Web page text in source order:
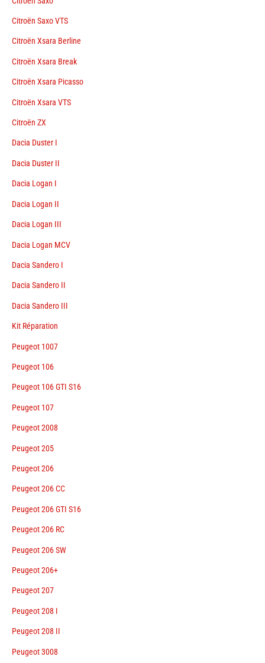
Citroën Saxo VTS
Citroën Xsara Berline
Citroën Xsara Break
Citroën Xsara Picasso
Citroën Xsara VTS
Citroën ZX
Dacia Duster I
Dacia Duster II
Dacia Logan I
Dacia Logan II
Dacia Logan III
Dacia Logan MCV
Dacia Sandero I
Dacia Sandero II
Dacia Sandero III
Kit Réparation
Peugeot 1007
Peugeot 106
Peugeot 106 GTI S16
Peugeot 107
Peugeot 2008
Peugeot 205
Peugeot 206
Peugeot 206 CC
Peugeot 206 GTI S16
Peugeot 206 RC
Peugeot 206 SW
Peugeot 206+
Peugeot 207
Peugeot 208 I
Peugeot 208 II
Peugeot 3008